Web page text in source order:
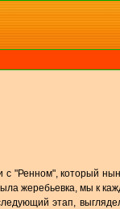
с "Ренном", который
жеребьевка, мы к
этап,